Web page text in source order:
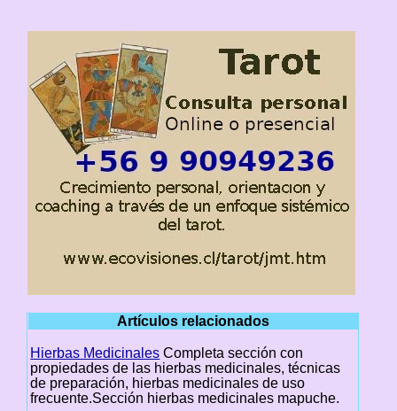
Artículos relacionados
Hierbas Medicinales Completa sección con
propiedades de las hierbas medicinales, técnicas
de preparación, hierbas medicinales de uso
frecuente.Sección hierbas medicinales mapuche.